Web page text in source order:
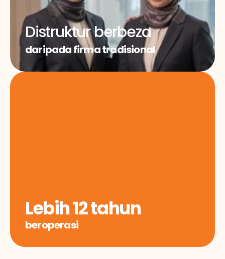
Lebih 12 tahun
beroperasi
Distruktur berbeza
daripada firma tradisional